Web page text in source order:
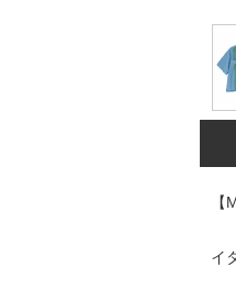
イ